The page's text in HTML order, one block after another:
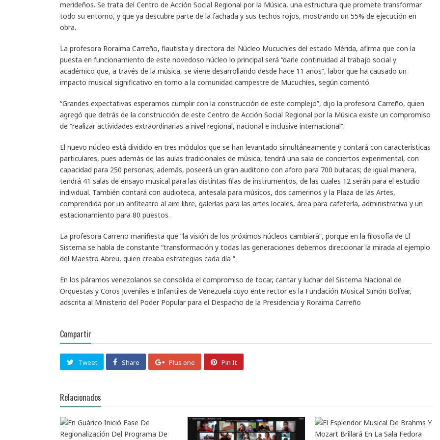
merideños. Se trata del Centro de Acción Social Regional por la Música, una estructura que promete transformar
todo su entorno, y que ya descubre parte de la fachada y sus techos rojos, mostrando un 55% de ejecución en
obra.
La profesora Roraima Carreño, flautista y directora del Núcleo Mucuchíes del estado Mérida, afirma que con la
puesta en funcionamiento de este novedoso núcleo lo principal será “darle continuidad al trabajo social y
académico que, a través de la música, se viene desarrollando desde hace 11 años”, labor que ha causado un
impacto musical significativo en torno a la comunidad campestre de Mucuchíes, según comentó.
“Grandes expectativas esperamos cumplir con la construcción de este complejo”, dijo la profesora Carreño, quien
agregó que detrás de la construcción de este Centro de Acción Social Regional por la Música existe un compromiso
de “realizar actividades extraordinarias a nivel regional, nacional e inclusive internacional”.
El nuevo núcleo está dividido en tres módulos que se han levantado simultáneamente y contará con características
particulares, pues además de las aulas tradicionales de música, tendrá una sala de conciertos experimental, con
capacidad para 250 personas; además, poseerá un gran auditorio con aforo para 700 butacas; de igual manera,
tendrá 41 salas de ensayo musical para las distintas filas de instrumentos, de las cuales 12 serán para el estudio
individual. También contará con audioteca, antesala para músicos, dos camerinos y la Plaza de las Artes,
comprendida por un anfiteatro al aire libre, galerías para las artes locales, área para cafetería, administrativa y un
estacionamiento para 80 puestos.
La profesora Carreño manifiesta que “la visión de los próximos núcleos cambiará”, porque en la filosofía de El
Sistema se habla de constante “transformación y todas las generaciones debemos direccionar la mirada al ejemplo
del Maestro Abreu, quien creaba estrategias cada día ”.
En los páramos venezolanos se consolida el compromiso de tocar, cantar y luchar del Sistema Nacional de
Orquestas y Coros Juveniles e Infantiles de Venezuela cuyo ente rector es la Fundación Musical Simón Bolívar,
adscrita al Ministerio del Poder Popular para el Despacho de la Presidencia y Roraima Carreño
Compartir
Tweet Share Plus one Pin It
Relacionados